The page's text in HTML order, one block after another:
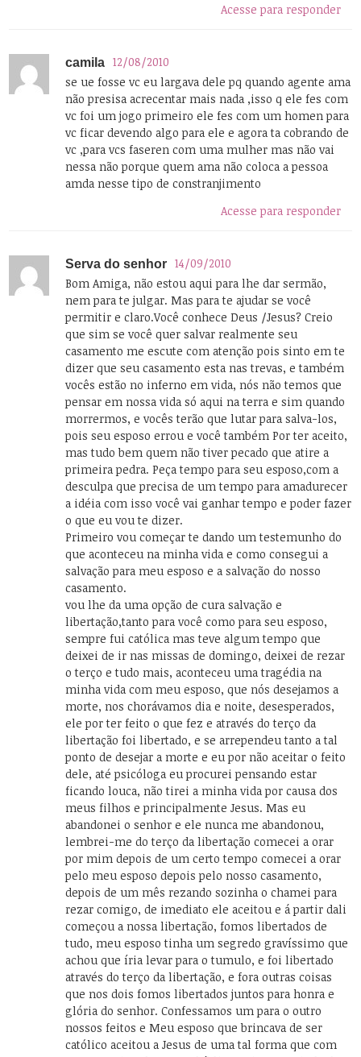
Acesse para responder
camila
12/08/2010
se ue fosse vc eu largava dele pq quando agente ama
não presisa acrecentar mais nada ,isso q ele fes com
vc foi um jogo primeiro ele fes com um homen para
vc ficar devendo algo para ele e agora ta cobrando de
vc ,para vcs faseren com uma mulher mas não vai
nessa não porque quem ama não coloca a pessoa
amda nesse tipo de constranjimento
Acesse para responder
Serva do senhor
14/09/2010
Bom Amiga, não estou aqui para lhe dar sermão,
nem para te julgar. Mas para te ajudar se você
permitir e claro.Você conhece Deus /Jesus? Creio
que sim se você quer salvar realmente seu
casamento me escute com atenção pois sinto em te
dizer que seu casamento esta nas trevas, e também
vocês estão no inferno em vida, nós não temos que
pensar em nossa vida só aqui na terra e sim quando
morrermos, e vocês terão que lutar para salva-los,
pois seu esposo errou e você também Por ter aceito,
mas tudo bem quem não tiver pecado que atire a
primeira pedra. Peça tempo para seu esposo,com a
desculpa que precisa de um tempo para amadurecer
a idéia com isso você vai ganhar tempo e poder fazer
o que eu vou te dizer.
Primeiro vou começar te dando um testemunho do
que aconteceu na minha vida e como consegui a
salvação para meu esposo e a salvação do nosso
casamento.
vou lhe da uma opção de cura salvação e
libertação,tanto para você como para seu esposo,
sempre fui católica mas teve algum tempo que
deixei de ir nas missas de domingo, deixei de rezar
o terço e tudo mais, aconteceu uma tragédia na
minha vida com meu esposo, que nós desejamos a
morte, nos chorávamos dia e noite, desesperados,
ele por ter feito o que fez e através do terço da
libertação foi libertado, e se arrependeu tanto a tal
ponto de desejar a morte e eu por não aceitar o feito
dele, até psicóloga eu procurei pensando estar
ficando louca, não tirei a minha vida por causa dos
meus filhos e principalmente Jesus. Mas eu
abandonei o senhor e ele nunca me abandonou,
lembrei-me do terço da libertação comecei a orar
por mim depois de um certo tempo comecei a orar
pelo meu esposo depois pelo nosso casamento,
depois de um mês rezando sozinha o chamei para
rezar comigo, de imediato ele aceitou e á partir dali
começou a nossa libertação, fomos libertados de
tudo, meu esposo tinha um segredo gravíssimo que
achou que íria levar para o tumulo, e foi libertado
através do terço da libertação, e fora outras coisas
que nos dois fomos libertados juntos para honra e
glória do senhor. Confessamos um para o outro
nossos feitos e Meu esposo que brincava de ser
católico aceitou a Jesus de uma tal forma que com